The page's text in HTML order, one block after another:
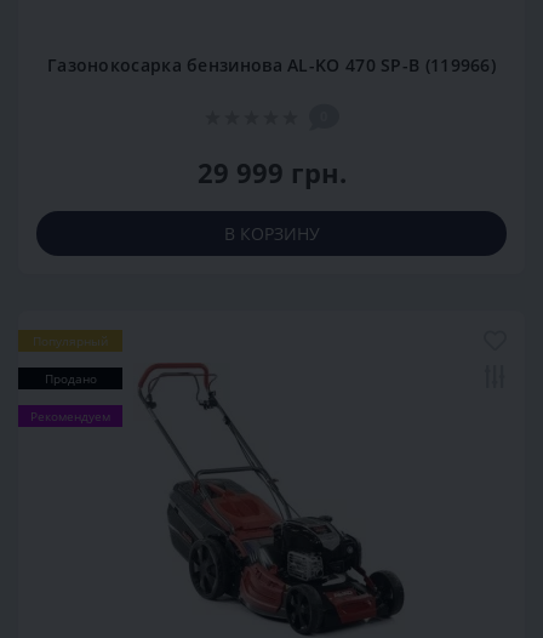
Газонокосарка бензинова AL-KO 470 SP-B (119966)
29 999 грн.
В КОРЗИНУ
Популярный
Продано
Рекомендуем